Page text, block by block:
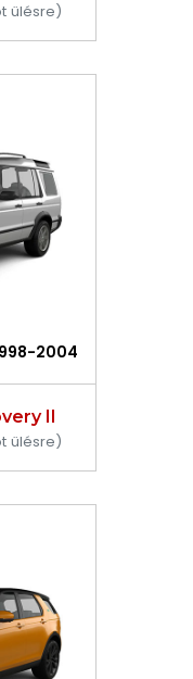
ülésre)
2004
II
ülésre)